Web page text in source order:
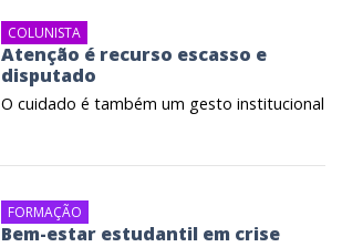
COLUNISTA
Atenção é recurso escasso e
disputado
O cuidado é também um gesto institucional
FORMAÇÃO
Bem-estar estudantil em crise